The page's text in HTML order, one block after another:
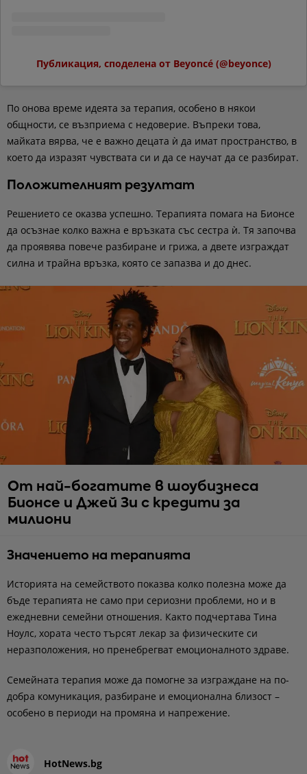
Публикация, споделена от Beyoncé (@beyonce)
По онова време идеята за терапия, особено в някои
общности, се възприема с недоверие. Въпреки това,
майката вярва, че е важно децата ѝ да имат пространство, в
което да изразят чувствата си и да се научат да се разбират.
Положителният резултат
Решението се оказва успешно. Терапията помага на Бионсе
да осъзнае колко важна е връзката със сестра ѝ. Тя започва
да проявява повече разбиране и грижа, а двете изграждат
силна и трайна връзка, която се запазва и до днес.
От най-богатите в шоубизнеса
Бионсе и Джей Зи с кредити за
милиони
Значението на терапията
Историята на семейството показва колко полезна може да
бъде терапията не само при сериозни проблеми, но и в
ежедневни семейни отношения. Както подчертава Тина
Ноулс, хората често търсят лекар за физическите си
неразположения, но пренебрегват емоционалното здраве.
Семейната терапия може да помогне за изграждане на по-
добра комуникация, разбиране и емоционална близост –
особено в периоди на промяна и напрежение.
HotNews.bg